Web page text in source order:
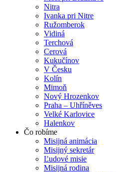
Nitra
Ivanka pri Nitre
Ružomberok
Vidiná
Terchová
Cerová
Kukučínov
V Česku
Kolín
Mimoň
Nový Hrozenkov
Praha – Uhříněves
Velké Karlovice
Halenkov
Čo robíme
Misijná animácia
Misijný sekretár
Ľudové misie
Misijná rodina